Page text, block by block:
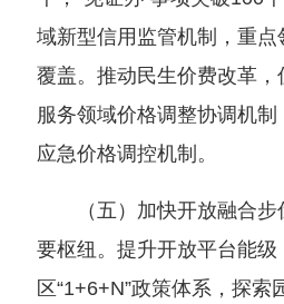
域新型信用监管机制，重
覆盖。推动民生价费改革
服务领域价格调整协调机
应急价格调控机制。
（五）加快开放融合步
要枢纽。提升开放平台能级
区“1+6+N”政策体系，探索